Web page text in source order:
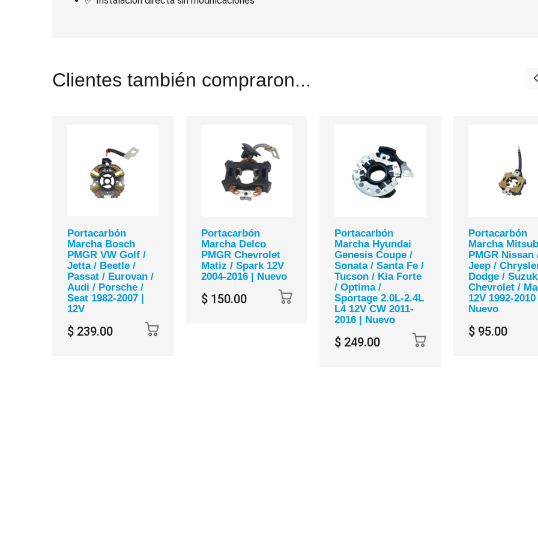
Clientes también compraron...
Portacarbón
Marcha Bosch
PMGR VW Golf /
Jetta / Beetle /
Passat / Eurovan /
Audi / Porsche /
Seat 1982-2007 |
12V
$ 239.00
Portacarbón
Marcha Delco
PMGR Chevrolet
Matiz / Spark 12V
2004-2016 | Nuevo
$ 150.00
Portacarbón
Marcha Hyundai
Genesis Coupe /
Sonata / Santa Fe /
Tucson / Kia Forte
/ Optima /
Sportage 2.0L-2.4L
L4 12V CW 2011-
2016 | Nuevo
$ 249.00
Portacarbón
Marcha
PMGR Nissan
Jeep /
Dodge /
Chevrolet /
12V 1992-2010 |
Nuevo
$ 95.00